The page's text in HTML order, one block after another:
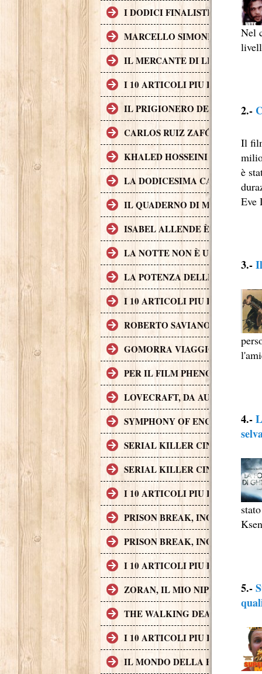
I DODICI FINALISTI IN DELLA
MARCELLO SIMONI GIOVANE
IL MERCANTE DI LIBRI
I 10 ARTICOLI PIU LETTI SUL
IL PRIGIONERO DEL CIELO,
CARLOS RUIZ ZAFÓN
KHALED HOSSEINI L'AUTORE
LA DODICESIMA CARTA È IL
IL QUADERNO DI MAYA È UN
ISABEL ALLENDE È UNA
LA NOTTE NON È UN POSTO
LA POTENZA DELLE STORIE
I 10 ARTICOLI PIU LETTI SUL
ROBERTO SAVIANO, II CASO
GOMORRA VIAGGIO
PER IL FILM PHENOMENA
LOVECRAFT, DA AUTORE A
SYMPHONY OF ENCHANTED
SERIAL KILLER
SERIAL KILLER
I 10 ARTICOLI PIU LETTI SUL
PRISON BREAK, INGEGNO,
PRISON BREAK, INGEGNO,
I 10 ARTICOLI PIU LETTI SUL
ZORAN, IL MIO NIPOTE
THE WALKING DEAD
I 10 ARTICOLI PIU LETTI SUL
IL MONDO DELLA FINANZA
Nel
2.-
Il
è
Eve
3.-
4.-
5.-